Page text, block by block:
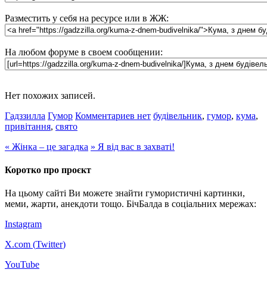
Разместить у себя на ресурсе или в ЖЖ:
На любом форуме в своем сообщении:
Нет похожих записей.
Гадззилла Гумор Комментариев нет будівельник, гумор, кума,
привітання, свято
« Жінка – це загадка » Я від вас в захваті!
Коротко про проєкт
На цьому сайті Ви можете знайти гумористичні картинки,
меми, жарти, анекдоти тощо. БічБалда в соціальних мережах:
Instagram
X.com (Twitter)
YouTube